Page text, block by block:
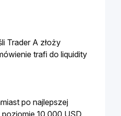
Trader A złoży
trafi do liquidity
po najlepszej
10 000 USD,